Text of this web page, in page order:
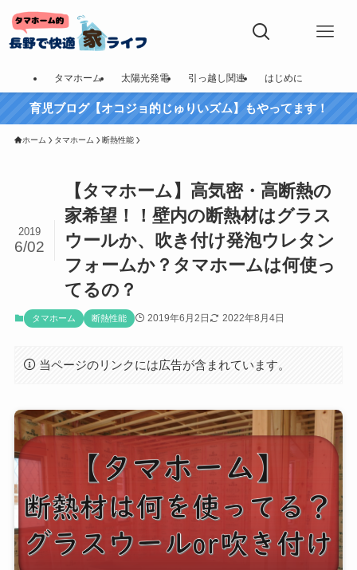
タマホーム 太陽光発電 引っ越し関連 はじめに
育児ブログ【オコジョ的じゅりいズム】もやってます！
ホーム タマホーム 断熱性能
【タマホーム】高気密・高断熱の
家希望！！壁内の断熱材はグラス
ウールか、吹き付け発泡ウレタン
フォームか？タマホームは何使っ
てるの？
2019
6/02
タマホーム 断熱性能 2019年6月2日 2022年8月4日
当ページのリンクには広告が含まれています。